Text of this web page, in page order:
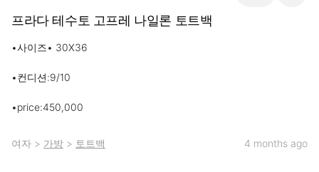
프라다 테수토 고프레 나일론 토트백
•사이즈• 30X36
•컨디션:9/10
•price:450,000
여자 > 가방 > 토트백 4 months ago